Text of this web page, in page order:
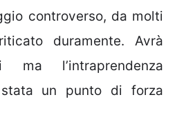
controverso, da molti
duramente. Avrà
ma l’intraprendenza
un punto di forza